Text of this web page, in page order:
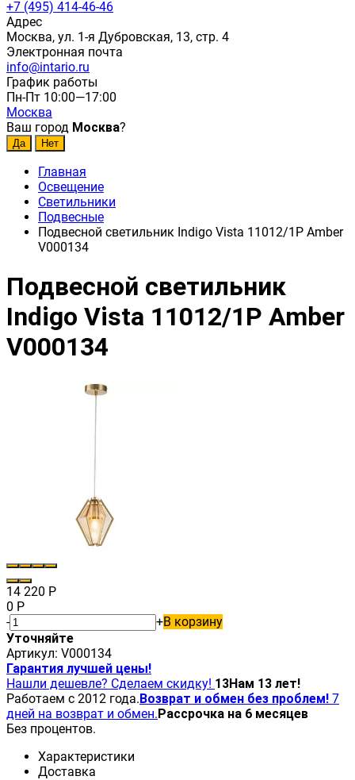
+7 (495) 414-46-46
Адрес
Москва, ул. 1-я Дубровская, 13, стр. 4
Электронная почта
info@intario.ru
График работы
Пн-Пт 10:00—17:00
Москва
Ваш город Москва?
Главная
Освещение
Светильники
Подвесные
Подвесной светильник Indigo Vista 11012/1P Amber
V000134
Подвесной светильник
Indigo Vista 11012/1P Amber
V000134
14 220 Р
0 Р
-
+В корзину
Уточняйте
Артикул: V000134
Гарантия лучшей цены!
Нашли дешевле? Сделаем скидку! 13Нам 13 лет!
Работаем с 2012 года.Возврат и обмен без проблем! 7
дней на возврат и обмен.Рассрочка на 6 месяцев
Без процентов.
Характеристики
Доставка